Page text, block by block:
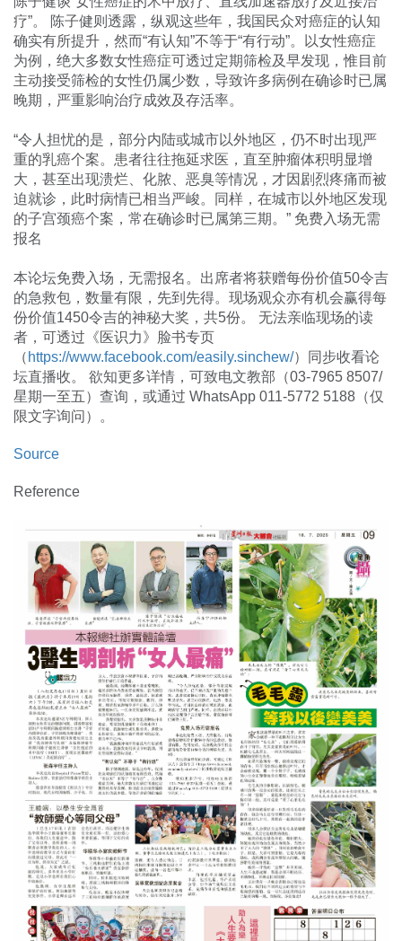
疗”。 陈子健则透露，纵观这些年，我国民众对癌症的认知
确实有所提升，然而“有认知”不等于“有行动”。以女性癌症
为例，绝大多数女性癌症可透过定期筛检及早发现，惟目前
主动接受筛检的女性仍属少数，导致许多病例在确诊时已属
晚期，严重影响治疗成效及存活率。
“令人担忧的是，部分内陆或城市以外地区，仍不时出现严
重的乳癌个案。患者往往拖延求医，直至肿瘤体积明显增
大，甚至出现溃烂、化脓、恶臭等情况，才因剧烈疼痛而被
迫就诊，此时病情已相当严峻。同样，在城市以外地区发现
的子宫颈癌个案，常在确诊时已属第三期。” 免费入场无需
报名
本论坛免费入场，无需报名。出席者将获赠每份价值50令吉
的急救包，数量有限，先到先得。现场观众亦有机会赢得每
份价值1450令吉的神秘大奖，共5份。 无法亲临现场的读
者，可透过《医识力》脸书专页
（ https://www.facebook.com/easily.sinchew/）同步收看论
坛直播收。 欲知更多详情，可致电文教部（03-7965 8507/
星期一至五）查询，或通过 WhatsApp 011-5772 5188（仅
限文字询问）。
Source
Reference